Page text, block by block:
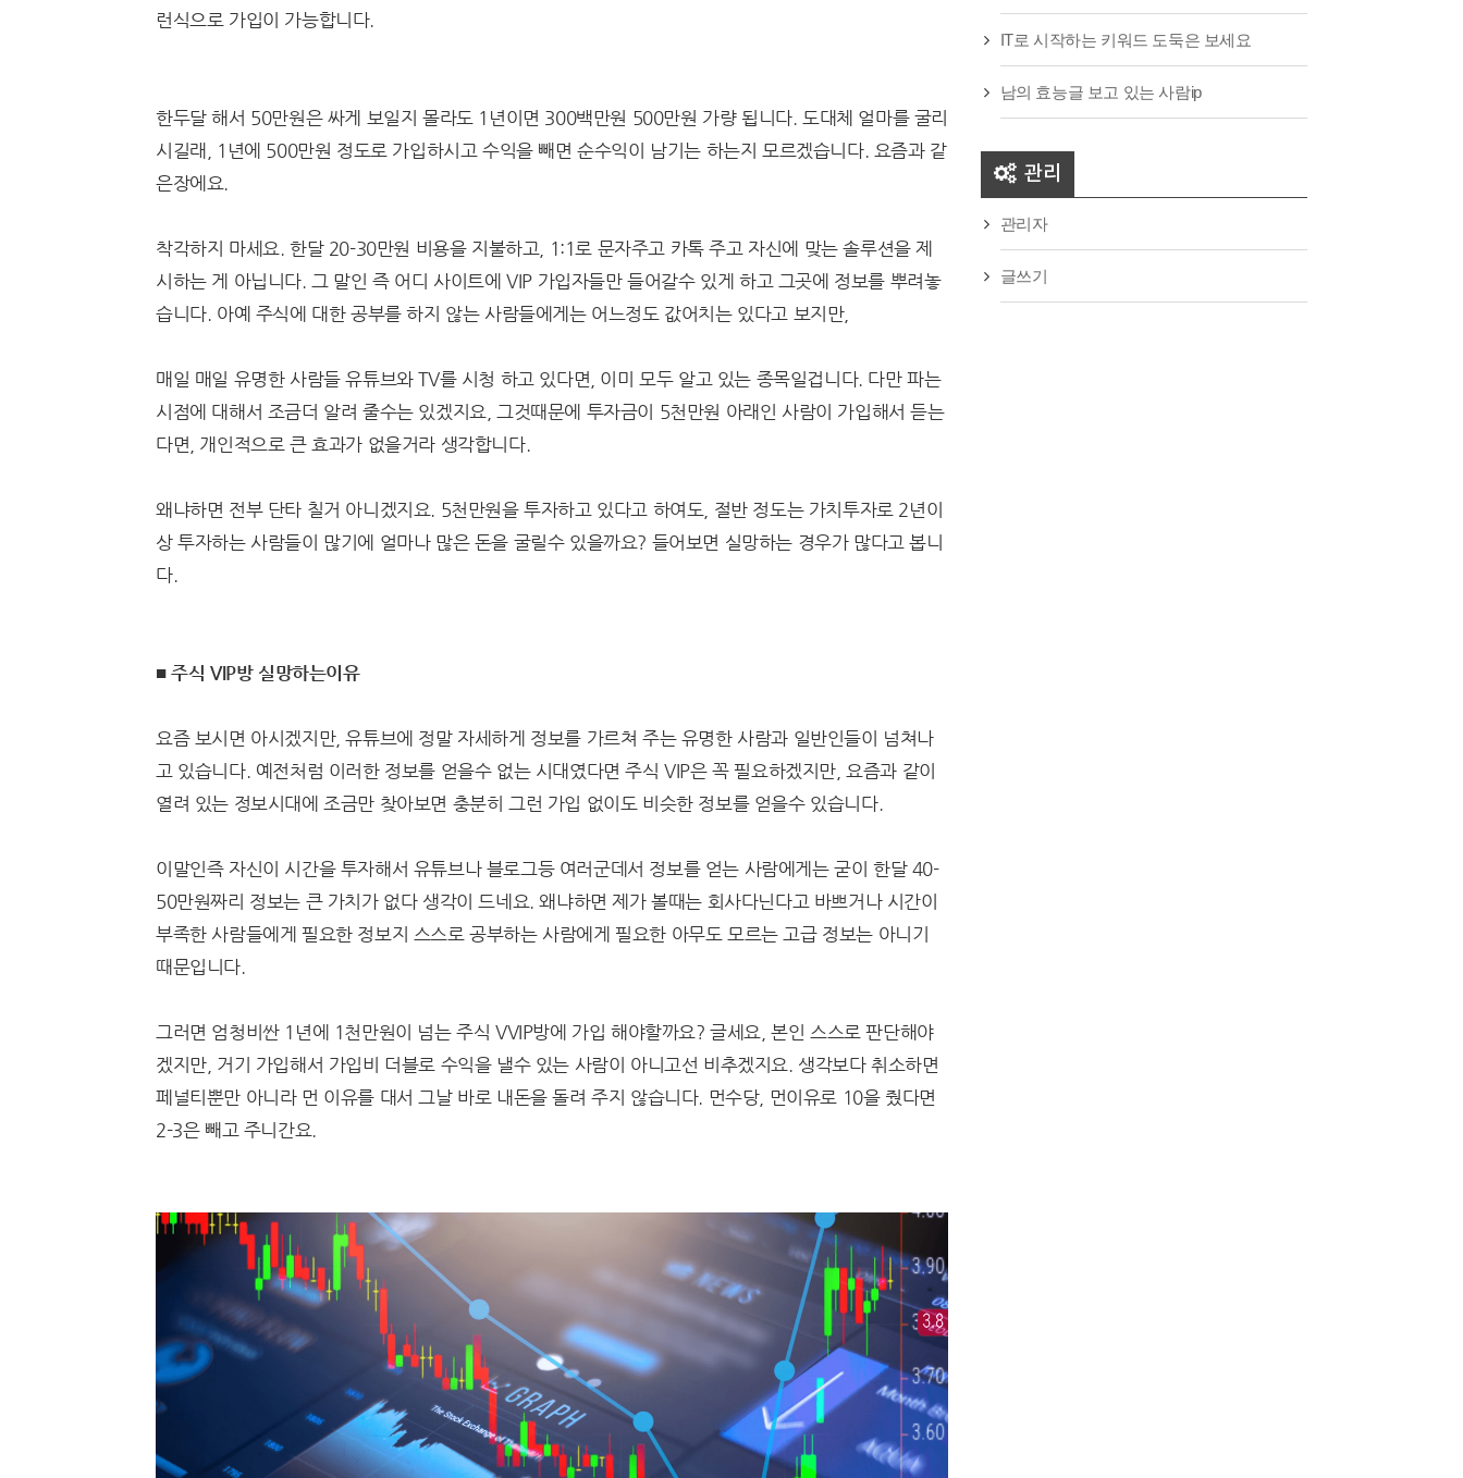
런식으로 가입이 가능합니다.
한두달 해서 50만원은 싸게 보일지 몰라도 1년이면 300백만원 500만원 가량 됩니다. 도대체 얼마를 굴리
시길래, 1년에 500만원 정도로 가입하시고 수익을 빼면 순수익이 남기는 하는지 모르겠습니다. 요즘과 같
은장에요.
착각하지 마세요. 한달 20-30만원 비용을 지불하고, 1:1로 문자주고 카톡 주고 자신에 맞는 솔루션을 제
시하는 게 아닙니다. 그 말인 즉 어디 사이트에 VIP 가입자들만 들어갈수 있게 하고 그곳에 정보를 뿌려놓
습니다. 아예 주식에 대한 공부를 하지 않는 사람들에게는 어느정도 값어치는 있다고 보지만,
매일 매일 유명한 사람들 유튜브와 TV를 시청 하고 있다면, 이미 모두 알고 있는 종목일겁니다. 다만 파는
시점에 대해서 조금더 알려 줄수는 있겠지요, 그것때문에 투자금이 5천만원 아래인 사람이 가입해서 듣는
다면, 개인적으로 큰 효과가 없을거라 생각합니다.
왜냐하면 전부 단타 칠거 아니겠지요. 5천만원을 투자하고 있다고 하여도, 절반 정도는 가치투자로 2년이
상 투자하는 사람들이 많기에 얼마나 많은 돈을 굴릴수 있을까요? 들어보면 실망하는 경우가 많다고 봅니
다.
■ 주식 VIP방 실망하는이유
요즘 보시면 아시겠지만, 유튜브에 정말 자세하게 정보를 가르쳐 주는 유명한 사람과 일반인들이 넘쳐나
고 있습니다. 예전처럼 이러한 정보를 얻을수 없는 시대였다면 주식 VIP은 꼭 필요하겠지만, 요즘과 같이
열려 있는 정보시대에 조금만 찾아보면 충분히 그런 가입 없이도 비슷한 정보를 얻을수 있습니다.
이말인즉 자신이 시간을 투자해서 유튜브나 블로그등 여러군데서 정보를 얻는 사람에게는 굳이 한달 40-
50만원짜리 정보는 큰 가치가 없다 생각이 드네요. 왜냐하면 제가 볼때는 회사다닌다고 바쁘거나 시간이
부족한 사람들에게 필요한 정보지 스스로 공부하는 사람에게 필요한 아무도 모르는 고급 정보는 아니기
때문입니다.
그러면 엄청비싼 1년에 1천만원이 넘는 주식 VVIP방에 가입 해야할까요? 글세요, 본인 스스로 판단해야
겠지만, 거기 가입해서 가입비 더블로 수익을 낼수 있는 사람이 아니고선 비추겠지요. 생각보다 취소하면
페널티뿐만 아니라 먼 이유를 대서 그날 바로 내돈을 돌려 주지 않습니다. 먼수당, 먼이유로 10을 줬다면
2-3은 빼고 주니간요.
IT로 시작하는 키워드 도둑은 보세요
남의 효능글 보고 있는 사람ip
관리
관리자
글쓰기